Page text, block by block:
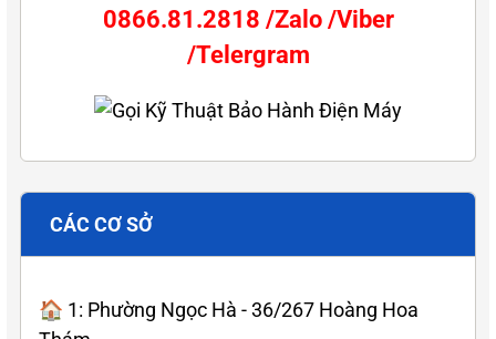
0866.81.2818 /Zalo /Viber
/Telergram
CÁC CƠ SỞ
🏠 1: Phường Ngọc Hà - 36/267 Hoàng Hoa